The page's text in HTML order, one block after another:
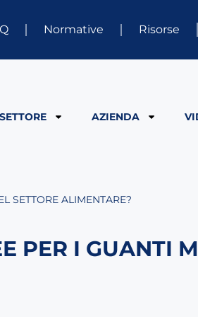
Normative Risorse
SETTORE AZIENDA
SETTORE ALIMENTARE?
PER I GUANTI